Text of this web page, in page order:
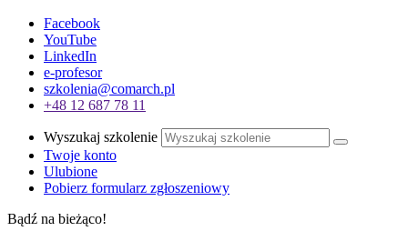
Facebook
YouTube
LinkedIn
e-profesor
szkolenia@comarch.pl
+48 12 687 78 11
Wyszukaj szkolenie
Twoje konto
Ulubione
Pobierz formularz zgłoszeniowy
Bądź na bieżąco!